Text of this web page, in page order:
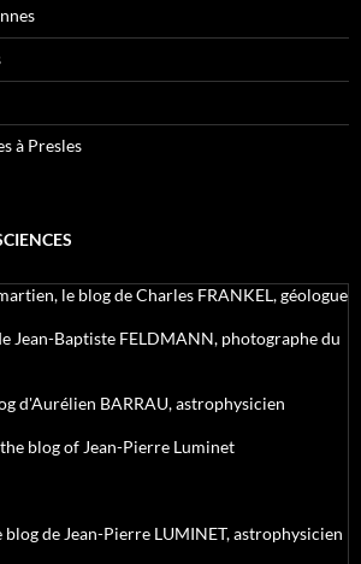
à Presles
le blog de Charles FRANKEL, géologue
Jean-Baptiste FELDMANN, photographe du
d'Aurélien BARRAU, astrophysicien
blog of Jean-Pierre Luminet
blog de Jean-Pierre LUMINET, astrophysicien